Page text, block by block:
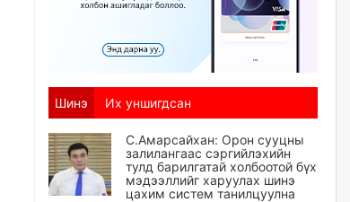
Шинэ Их уншигдсан
С.Амарсайхан: Орон сууцны
залилангаас сэргийлэхийн
тулд барилгатай холбоотой бүх
мэдээллийг харуулах шинэ
цахим систем танилцуулна